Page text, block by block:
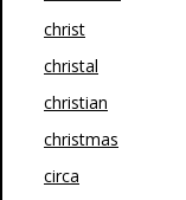
christ
christal
christian
christmas
circa